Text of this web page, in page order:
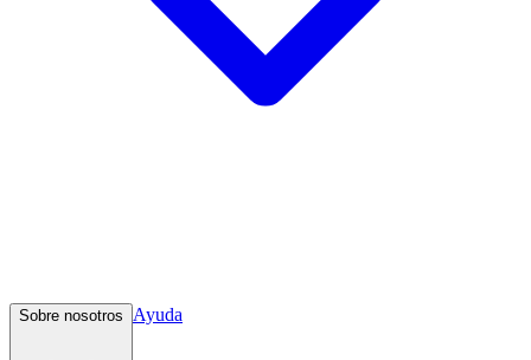
Sobre nosotros Ayuda